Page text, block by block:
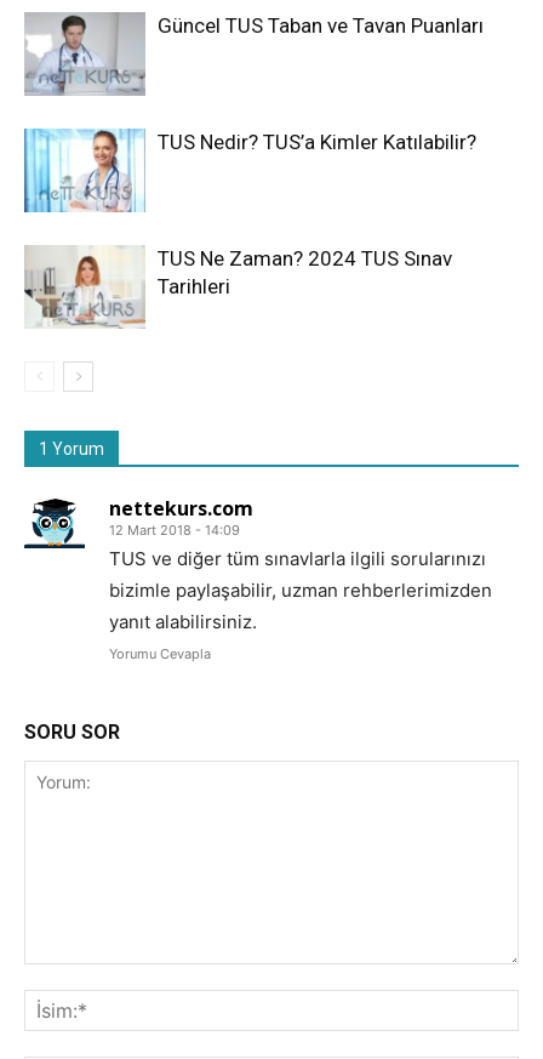
Güncel TUS Taban ve Tavan Puanları
TUS Nedir? TUS’a Kimler Katılabilir?
TUS Ne Zaman? 2024 TUS Sınav
Tarihleri
1 Yorum
nettekurs.com
12 Mart 2018 - 14:09
TUS ve diğer tüm sınavlarla ilgili sorularınızı
bizimle paylaşabilir, uzman rehberlerimizden
yanıt alabilirsiniz.
Yorumu Cevapla
SORU SOR